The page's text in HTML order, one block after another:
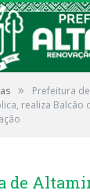
»
Prefeitura
realiza
de